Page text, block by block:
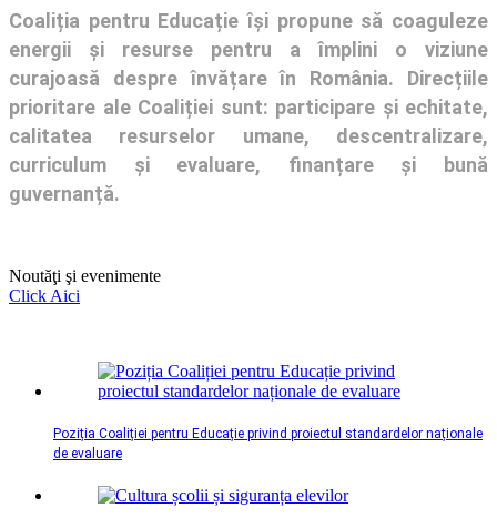
Coaliția pentru Educație își propune să coaguleze
energii și resurse pentru a împlini o viziune
curajoasă despre învățare în România. Direcțiile
prioritare ale Coaliției sunt: participare și echitate,
calitatea resurselor umane, descentralizare,
curriculum și evaluare, finanțare și bună
guvernanță.
Noutăţi şi evenimente
Click Aici
Poziția Coaliției pentru Educație privind proiectul standardelor naționale
de evaluare